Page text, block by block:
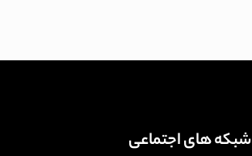
شبکه های اجتماعی